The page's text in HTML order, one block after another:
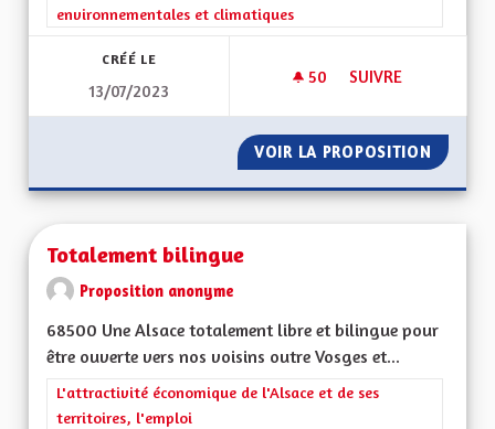
environnementales et climatiques
CRÉÉ LE
13/07/2023
50 50 ABONNÉS
SUIVRE
VOIR LA PROPOSITION TOITS
Totalement bilingue
Proposition anonyme
68500 Une Alsace totalement libre et bilingue pour
être ouverte vers nos voisins outre Vosges et...
Filtrer les résultats de la catégorie : L'attractivité
L'attractivité économique de l'Alsace et de ses
territoires, l'emploi